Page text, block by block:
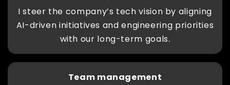
I steer the company’s tech vision by aligning
AI-driven initiatives and engineering priorities
with our long-term goals.
Team management